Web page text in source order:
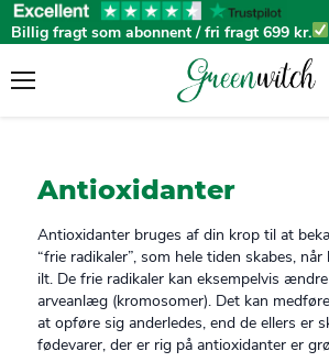
Billig fragt som abonnent / fri fragt 699 kr.
Antioxidanter
Antioxidanter bruges af din krop til at
“frie radikaler”, som hele tiden skabes,
ilt. De frie radikaler kan eksempelvis
arveanlæg (kromosomer). Det kan
at opføre sig anderledes, end de ellers er
fødevarer, der er rig på antioxidanter er